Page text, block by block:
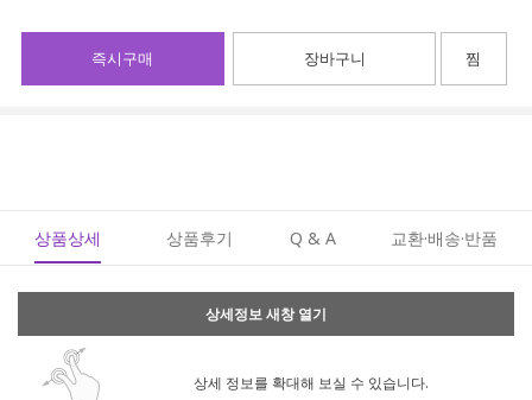
장바구니
즉시구매 찜
상품상세 상품후기 Q & A 교환·배송·반품
상세정보 새창 열기
상세 정보를 확대해 보실 수 있습니다.